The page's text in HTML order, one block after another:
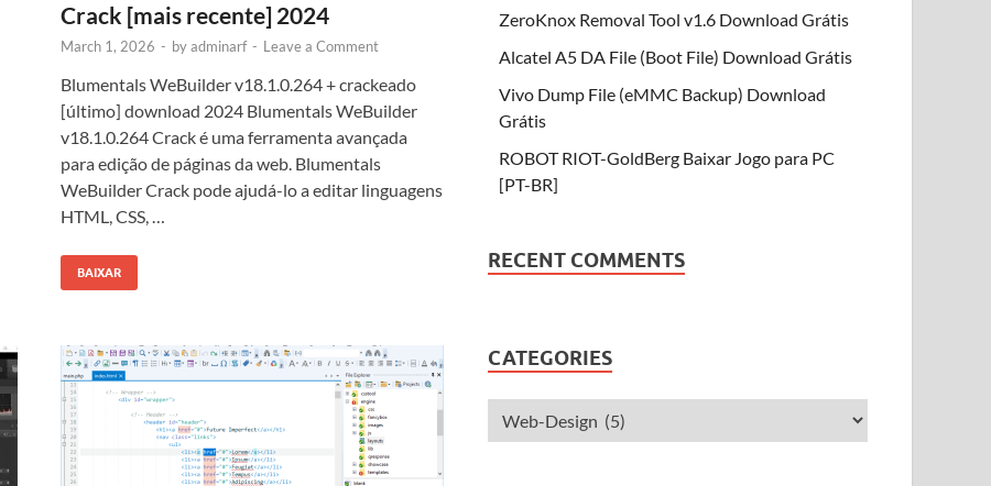
Crack [mais recente] 2024
March 1, 2026 - byadminarf - Leave a Comment
Blumentals WeBuilder v18.1.0.264 + crackeado
[último] download 2024 Blumentals WeBuilder
v18.1.0.264 Crack é uma ferramenta avançada
para edição de páginas da web. Blumentals
WeBuilder Crack pode ajudá-lo a editar linguagens
HTML, CSS, …
BAIXAR
ZeroKnox Removal Tool v1.6 Download Grátis
Alcatel A5 DA File (Boot File) Download Grátis
Vivo Dump File (eMMC Backup) Download
Grátis
ROBOT RIOT-GoldBerg Baixar Jogo para PC
[PT-BR]
RECENT COMMENTS
CATEGORIES